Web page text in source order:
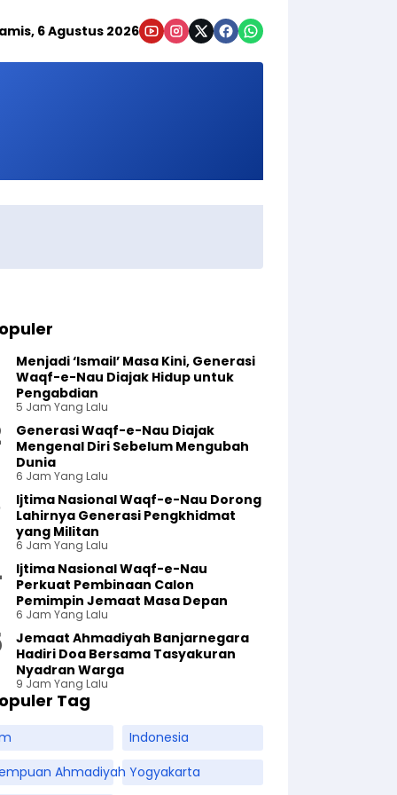
6 Agustus 2026
Menjadi ‘Ismail’ Masa Kini, Generasi
Waqf-e-Nau Diajak Hidup untuk
Pengabdian
5 Jam Yang Lalu
Generasi Waqf-e-Nau Diajak
Mengenal Diri Sebelum Mengubah
Dunia
6 Jam Yang Lalu
Ijtima Nasional Waqf-e-Nau Dorong
Lahirnya Generasi Pengkhidmat
yang Militan
6 Jam Yang Lalu
Ijtima Nasional Waqf-e-Nau
Perkuat Pembinaan Calon
Pemimpin Jemaat Masa Depan
6 Jam Yang Lalu
Jemaat Ahmadiyah Banjarnegara
Hadiri Doa Bersama Tasyakuran
Nyadran Warga
9 Jam Yang Lalu
Tag
Indonesia
Ahmadiyah Yogyakarta